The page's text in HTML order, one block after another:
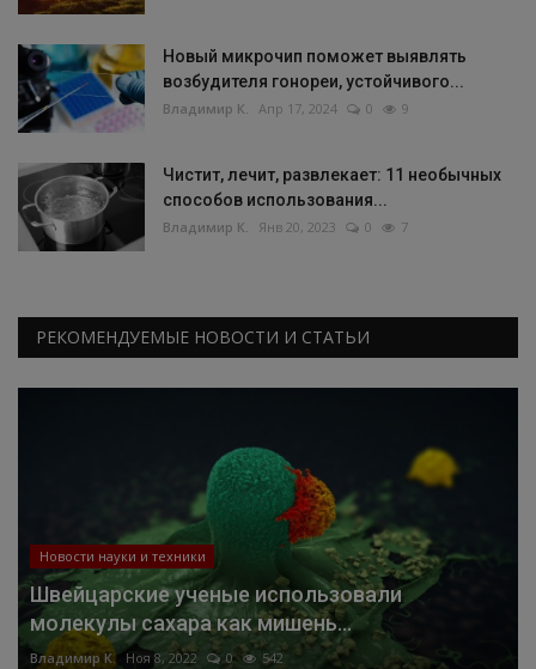
Новый микрочип поможет выявлять
возбудителя гонореи, устойчивого...
Владимир К. Апр 17, 2024 0 9
Чистит, лечит, развлекает: 11 необычных
способов использования...
Владимир К. Янв 20, 2023 0 7
РЕКОМЕНДУЕМЫЕ НОВОСТИ И СТАТЬИ
Новости науки и техники
Швейцарские ученые использовали
молекулы сахара как мишень...
Владимир К. Ноя 8, 2022 0 542